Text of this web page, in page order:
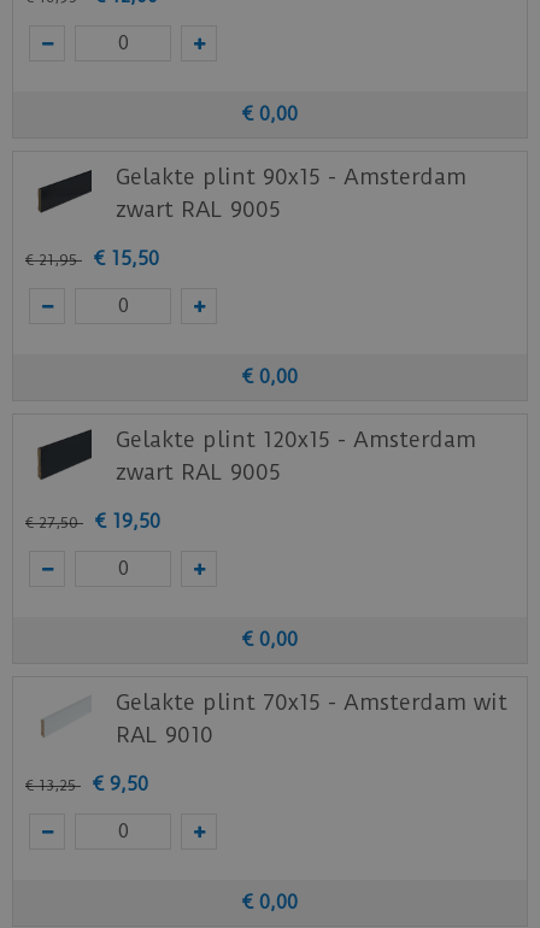
€ 0,00
Gelakte plint 90x15 - Amsterdam
zwart RAL 9005
€ 21,95 € 15,50
€ 0,00
Gelakte plint 120x15 - Amsterdam
zwart RAL 9005
€ 27,50 € 19,50
€ 0,00
Gelakte plint 70x15 - Amsterdam wit
RAL 9010
€ 13,25 € 9,50
€ 0,00